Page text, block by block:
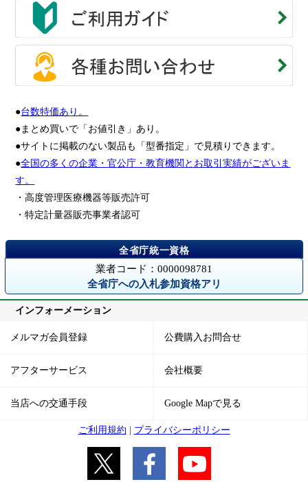
●台数特価あり。
●まとめ買いで「お値引き」あり。
●サイトに掲載のない製品も「型番指定」で見積りできます。
●全国の多くの企業・官公庁・教育機関とお取引実績がございま
す。
・高度管理医療機器等販売許可
・特定計量器販売事業者認可
業者コード：0000098781
全省庁への入札参加資格アリ
インフォーメーション
メルマガ会員登録 公費購入お問合せ
アフターサービス 会社概要
当店への交通手段 Google Mapで見る
ご利用規約 プライバシーポリシー